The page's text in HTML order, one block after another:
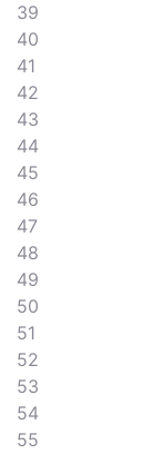
39
40
41
42
43
44
45
46
47
48
49
50
51
52
53
54
55